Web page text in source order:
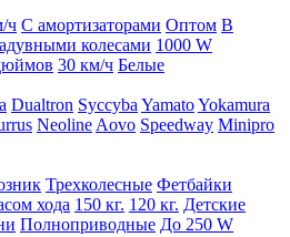
ч С амортизаторами Оптом В
колесами 1000 W
30 км/ч Белые
Dualtron Syccyba YamatoYokamura
Neoline Aovo Speedway Minipro
Трехколесные Фетбайки
хода 150 кг. 120 кг. Детские
Полноприводные До 250 W